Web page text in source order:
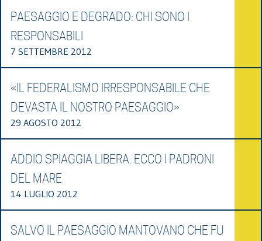
PAESAGGIO E DEGRADO: CHI SONO I
RESPONSABILI
7 SETTEMBRE 2012
«IL FEDERALISMO IRRESPONSABILE CHE
DEVASTA IL NOSTRO PAESAGGIO»
29 AGOSTO 2012
ADDIO SPIAGGIA LIBERA: ECCO I PADRONI
DEL MARE
14 LUGLIO 2012
SALVO IL PAESAGGIO MANTOVANO CHE FU